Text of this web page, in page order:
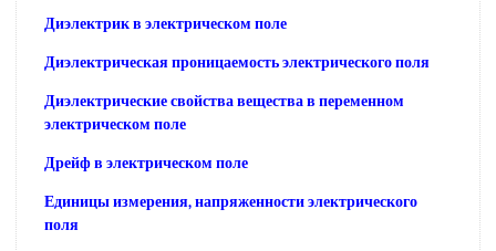
Диэлектрик в электрическом поле
Диэлектрическая проницаемость электрического поля
Диэлектрические свойства вещества в переменном
электрическом поле
Дрейф в электрическом поле
Единицы измерения, напряженности электрического
поля